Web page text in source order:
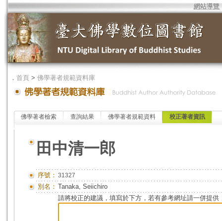
網站導覽
． 首頁 > 佛學著者規範資料庫
佛學著者檢索 查詢結果 佛學著者規範資料 校正著者資訊
田中清一郎
序號： 31327
別名： Tanaka, Seiichiro
請將校正的建議，填寫於下方，若有參考網址請一併提供